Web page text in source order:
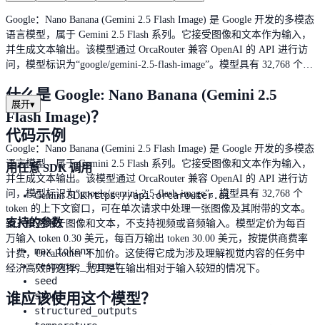
Google：Nano Banana (Gemini 2.5 Flash Image) 是 Google 开发的多模态
语言模型，属于 Gemini 2.5 Flash 系列。它接受图像和文本作为输入，
并生成文本输出。该模型通过 OrcaRouter 兼容 OpenAI 的 API 进行访
问，模型标识为“google/gemini-2.5-flash-image”。模型具有 32,768 个…
什么是 Google: Nano Banana (Gemini 2.5
Flash Image)？
Google：Nano Banana (Gemini 2.5 Flash Image) 是 Google 开发的多模态
语言模型，属于 Gemini 2.5 Flash 系列。它接受图像和文本作为输入，
并生成文本输出。该模型通过 OrcaRouter 兼容 OpenAI 的 API 进行访
问，模型标识为“google/gemini-2.5-flash-image”。模型具有 32,768 个
token 的上下文窗口，可在单次请求中处理一张图像及其附带的文本。
输入模态限于图像和文本，不支持视频或音频输入。模型定价为每百
万输入 token 0.30 美元，每百万输出 token 30.00 美元，按提供商费率
计费，OrcaRouter 不加价。这使得它成为涉及理解视觉内容的任务中
经济高效的选择，尤其是在输出相对于输入较短的情况下。
谁应该使用这个模型？
展开▾
代码示例
用任意 SDK 调用
Gemini SDKhttps://api.orcarouter.ai
支持的参数
max_tokens
response_format
seed
stop
structured_outputs